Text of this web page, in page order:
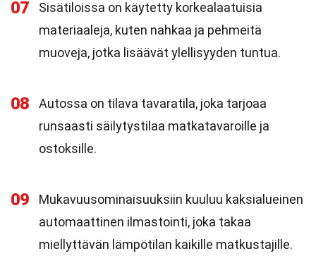
07
Sisätiloissa on käytetty korkealaatuisia
materiaaleja, kuten nahkaa ja pehmeitä
muoveja, jotka lisäävät ylellisyyden tuntua.
08
Autossa on tilava tavaratila, joka tarjoaa
runsaasti säilytystilaa matkatavaroille ja
ostoksille.
09
Mukavuusominaisuuksiin kuuluu kaksialueinen
automaattinen ilmastointi, joka takaa
miellyttävän lämpötilan kaikille matkustajille.